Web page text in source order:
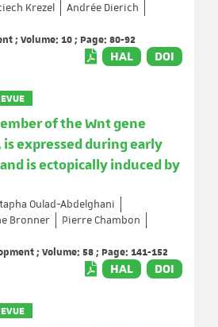
Krezel
Andrée Dierich
; Volume: 10 ; Page: 80-92
HAL DOI
of the Wnt gene
expressed during early
is ectopically induced by
Oulad-Abdelghani
Bronner
Pierre Chambon
; Volume: 58 ; Page: 141-152
HAL DOI